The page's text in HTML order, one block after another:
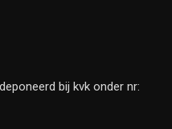
bij kvk onder nr: